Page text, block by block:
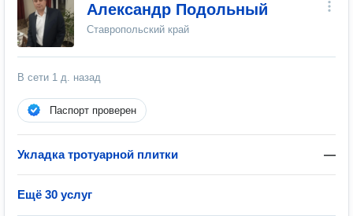
Александр Подольный
Ставропольский край
В сети 1 д. назад
Паспорт проверен
Укладка тротуарной плитки —
Ещё 30 услуг